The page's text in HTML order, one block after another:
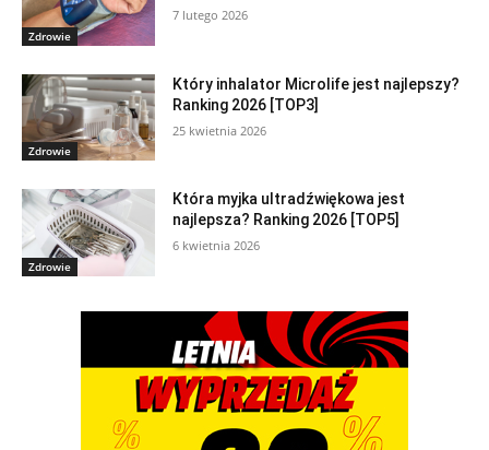
Zdrowie
7 lutego 2026
Zdrowie
Który inhalator Microlife jest najlepszy?
Ranking 2026 [TOP3]
25 kwietnia 2026
Zdrowie
Która myjka ultradźwiękowa jest
najlepsza? Ranking 2026 [TOP5]
6 kwietnia 2026